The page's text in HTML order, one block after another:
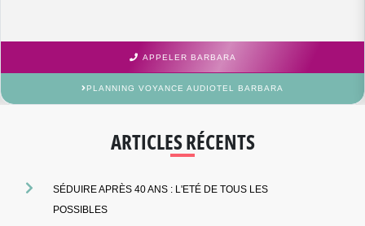
APPELER BARBARA
PLANNING VOYANCE AUDIOTEL BARBARA
ARTICLES RÉCENTS
SÉDUIRE APRÈS 40 ANS : L'ETÉ DE TOUS LES
POSSIBLES